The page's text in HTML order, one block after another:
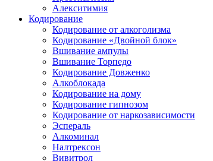
Алекситимия
Кодирование
Кодирование от алкоголизма
Кодирование «Двойной блок»
Вшивание ампулы
Вшивание Торпедо
Кодирование Довженко
Алкоблокада
Кодирование на дому
Кодирование гипнозом
Кодирование от наркозависимости
Эспераль
Алкоминал
Налтрексон
Вивитрол